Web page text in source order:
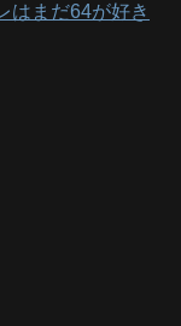
はまだ64が好き